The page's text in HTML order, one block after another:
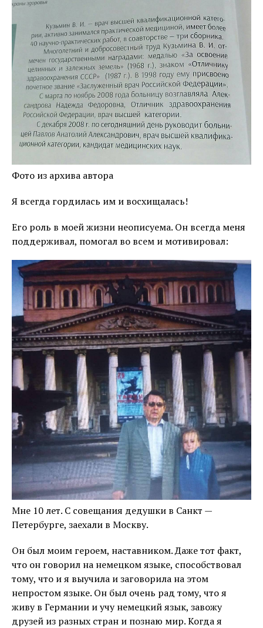
Фото из архива автора
Я всегда гордилась им и восхищалась!
Его роль в моей жизни неописуема. Он всегда меня
поддерживал, помогал во всем и мотивировал:
Мне 10 лет. С совещания дедушки в Санкт —
Петербурге, заехали в Москву.
Он был моим героем, наставником. Даже тот факт,
что он говорил на немецком языке, способствовал
тому, что и я выучила и заговорила на этом
непростом языке. Он был очень рад тому, что я
живу в Германии и учу немецкий язык, завожу
друзей из разных стран и познаю мир. Когда я